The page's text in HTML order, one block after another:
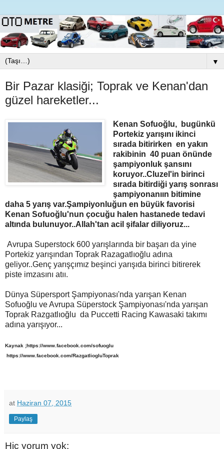
▼
Bir Pazar klasiği; Toprak ve Kenan'dan
güzel hareketler...
Kenan Sofuoğlu, bugünkü
Portekiz yarışını ikinci
sırada bitirirken en yakın
rakibinin 40 puan önünde
şampiyonluk şansını
koruyor..Cluzel'in birinci
sırada bitirdiği yarış sonrası
şampiyonanıın bitimine
daha 5 yarış var.Şampiyonluğun en büyük favorisi
Kenan Sofuoğlu'nun çocuğu halen hastanede tedavi
altında bulunuyor..Allah'tan acil şifalar diliyoruz...
Avrupa Superstock 600 yarışlarında bir başarı da yine
Portekiz yarışından Toprak Razagatlıoğlu adına
geliyor..Genç yarışçımız beşinci yarışıda birinci bitirerek
piste imzasını atıı.
Dünya Süpersport Şampiyonası'nda yarışan Kenan
Sofuoğlu ve Avrupa Süperstock Şampiyonası'nda yarışan
Toprak Razgatlıoğlu da Puccetti Racing Kawasaki takımı
adına yarışıyor...
Kaynak ;https://www.facebook.com/sofuoglu
https://www.facebook.com/RazgatliogluToprak
at Haziran 07, 2015
Paylaş
Hiç yorum yok: